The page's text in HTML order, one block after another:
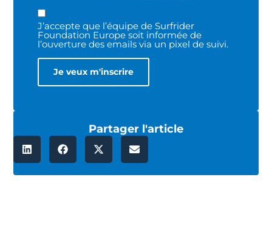
J’accepte que l’équipe de Surfrider
Foundation Europe soit informée de
l’ouverture des emails via un pixel de suivi.
Partager l'article